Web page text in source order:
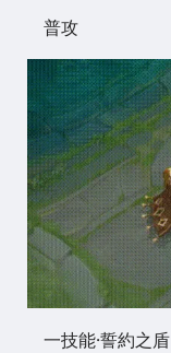
普攻
一技能·誓約之盾